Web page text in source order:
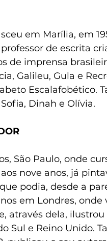
em Marília, em
de escrita
de imprensa
Galileu, Gula e
Escalafobético.
Dinah e Olívia.
São Paulo, onde
nove anos, já
podia, desde a
em Londres,
através dela,
Sul e Reino Unido.